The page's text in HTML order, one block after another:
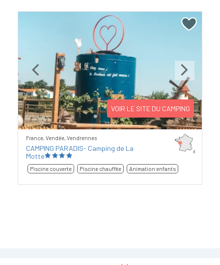
Previous Next
VOIR LE SITE DU CAMPING
France, Vendée, Vendrennes
CAMPING PARADIS- Camping de La
Motte
Piscine couverte Piscine chauffée Animation enfants